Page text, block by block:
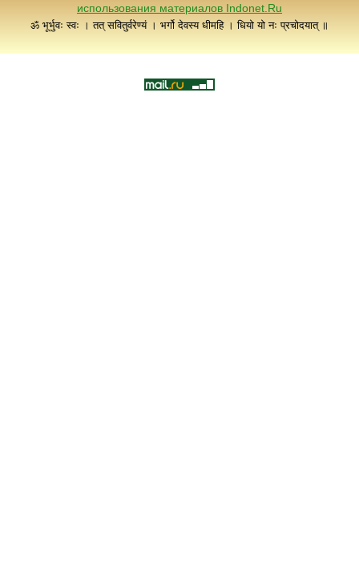
использования материалов Indonet.Ru
ॐ भूर्भुवः स्वः । तत् सवितुर्वरेण्यं । भर्गो देवस्य धीमहि । धियो यो नः प्रचोदयात् ॥